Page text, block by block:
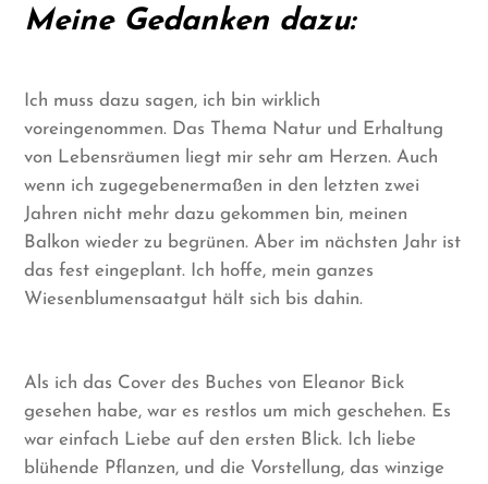
Meine Gedanken dazu:
Ich muss dazu sagen, ich bin wirklich
voreingenommen. Das Thema Natur und Erhaltung
von Lebensräumen liegt mir sehr am Herzen. Auch
wenn ich zugegebenermaßen in den letzten zwei
Jahren nicht mehr dazu gekommen bin, meinen
Balkon wieder zu begrünen. Aber im nächsten Jahr ist
das fest eingeplant. Ich hoffe, mein ganzes
Wiesenblumensaatgut hält sich bis dahin.
Als ich das Cover des Buches von Eleanor Bick
gesehen habe, war es restlos um mich geschehen. Es
war einfach Liebe auf den ersten Blick. Ich liebe
blühende Pflanzen, und die Vorstellung, das winzige